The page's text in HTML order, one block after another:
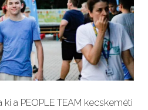
a PEOPLE TEAM kecskeméti